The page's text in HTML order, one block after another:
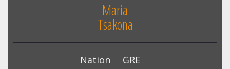
Maria
Tsakona
Nation
GRE